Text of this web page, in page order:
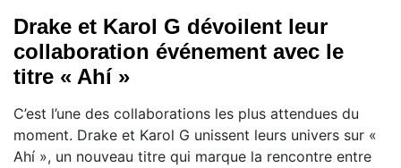
Drake et Karol G dévoilent leur
collaboration événement avec le
titre « Ahí »
C’est l’une des collaborations les plus attendues du
moment. Drake et Karol G unissent leurs univers sur «
Ahí », un nouveau titre qui marque la rencontre entre